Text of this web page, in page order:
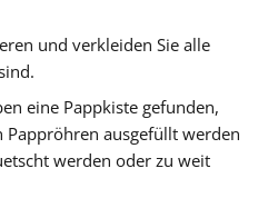
und verkleiden Sie alle
eine Pappkiste gefunden,
ausgefüllt werden
werden oder zu weit